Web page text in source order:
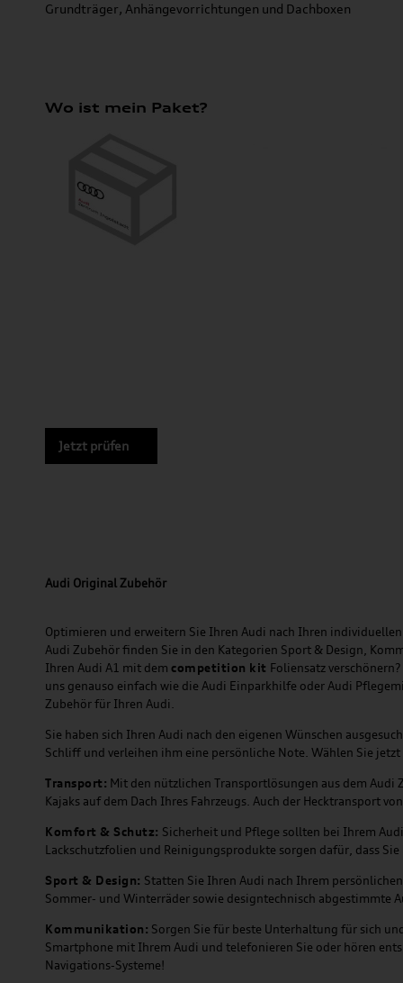
Grundträger, Anhängevorrichtungen und Dachboxen
Wo ist mein Paket?
Jetzt prüfen
Audi Original Zubehör
Optimieren und erweitern Sie Ihren Audi nach Ihren
Audi Zubehör finden Sie in den Kategorien Sport & Design,
Ihren Audi A1 mit dem competition kit Foliensatz
uns genauso einfach wie die Audi Einparkhilfe oder Audi
Zubehör für Ihren Audi.
Sie haben sich Ihren Audi nach den eigenen Wünschen
Schliff und verleihen ihm eine persönliche Note. Wählen Sie
Transport: Mit den nützlichen Transportlösungen aus dem Audi
Kajaks auf dem Dach Ihres Fahrzeugs. Auch der Hecktransport
Komfort & Schutz: Sicherheit und Pflege sollten bei Ihrem
Lackschutzfolien und Reinigungsprodukte sorgen dafür, dass
Sport & Design: Statten Sie Ihren Audi nach Ihrem
Sommer- und Winterräder sowie designtechnisch abgestimmte
Kommunikation: Sorgen Sie für beste Unterhaltung für sich
Smartphone mit Ihrem Audi und telefonieren Sie oder hören
Navigations-Systeme!